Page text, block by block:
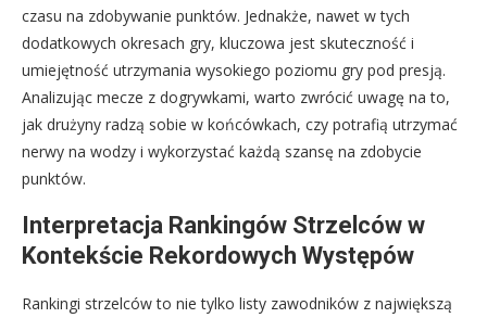
czasu na zdobywanie punktów. Jednakże, nawet w tych
dodatkowych okresach gry, kluczowa jest skuteczność i
umiejętność utrzymania wysokiego poziomu gry pod presją.
Analizując mecze z dogrywkami, warto zwrócić uwagę na to,
jak drużyny radzą sobie w końcówkach, czy potrafią utrzymać
nerwy na wodzy i wykorzystać każdą szansę na zdobycie
punktów.
Interpretacja Rankingów Strzelców w
Kontekście Rekordowych Występów
Rankingi strzelców to nie tylko listy zawodników z największą